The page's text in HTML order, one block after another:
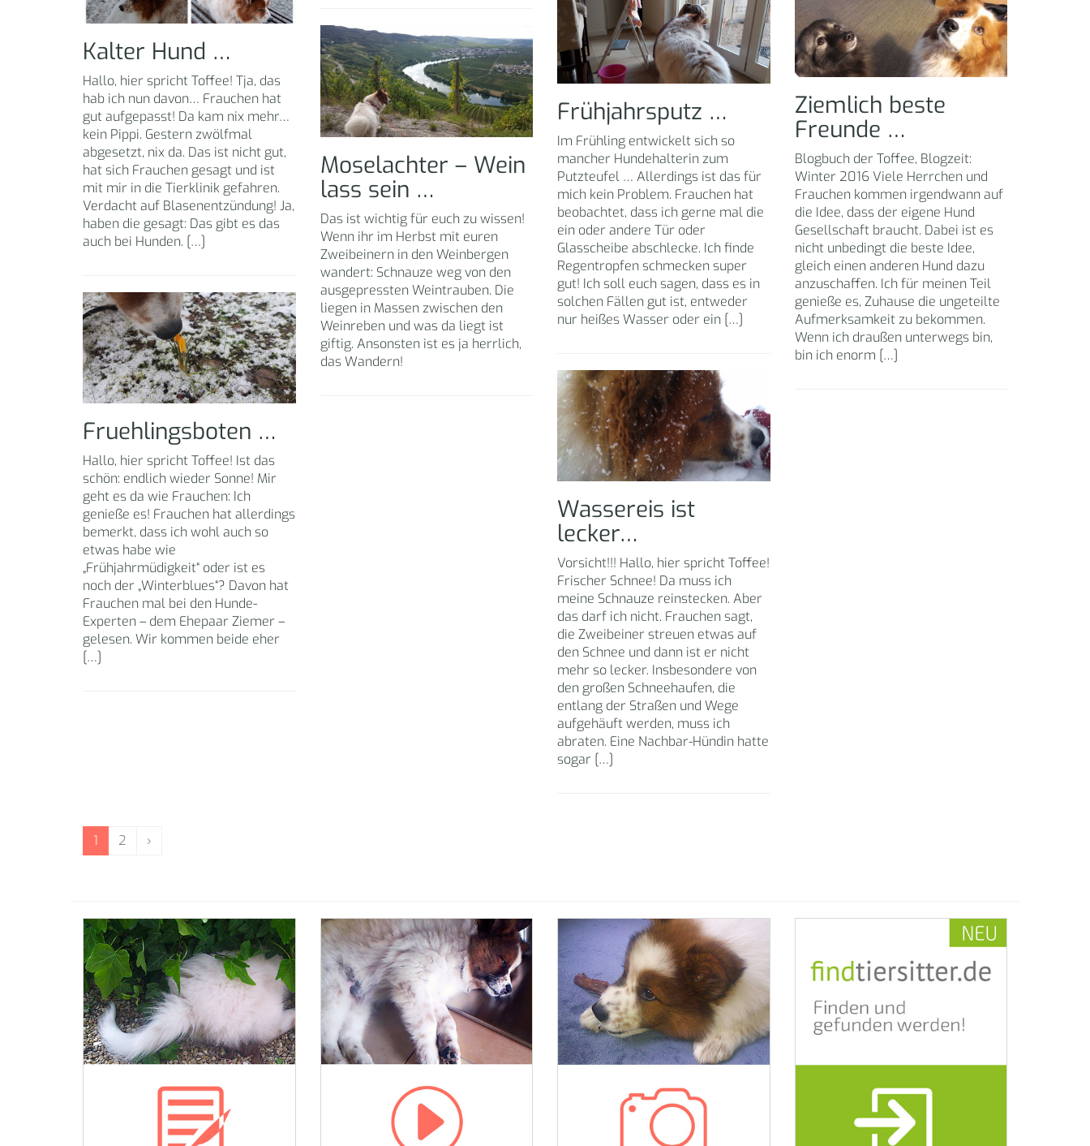
Kalter Hund …
Hallo, hier spricht Toffee! Tja, das
hab ich nun davon… Frauchen hat
gut aufgepasst! Da kam nix mehr…
kein Pippi. Gestern zwölfmal
abgesetzt, nix da. Das ist nicht gut,
hat sich Frauchen gesagt und ist
mit mir in die Tierklinik gefahren.
Verdacht auf Blasenentzündung! Ja,
haben die gesagt: Das gibt es das
auch bei Hunden. […]
Fruehlingsboten …
Hallo, hier spricht Toffee! Ist das
schön: endlich wieder Sonne! Mir
geht es da wie Frauchen: Ich
genieße es! Frauchen hat allerdings
bemerkt, dass ich wohl auch so
etwas habe wie
„Frühjahrmüdigkeit“ oder ist es
noch der „Winterblues“? Davon hat
Frauchen mal bei den Hunde-
Experten – dem Ehepaar Ziemer –
gelesen. Wir kommen beide eher
[…]
Moselachter – Wein
lass sein …
Das ist wichtig für euch zu wissen!
Wenn ihr im Herbst mit euren
Zweibeinern in den Weinbergen
wandert: Schnauze weg von den
ausgepressten Weintrauben. Die
liegen in Massen zwischen den
Weinreben und was da liegt ist
giftig. Ansonsten ist es ja herrlich,
das Wandern!
Frühjahrsputz …
Im Frühling entwickelt sich so
mancher Hundehalterin zum
Putzteufel … Allerdings ist das für
mich kein Problem. Frauchen hat
beobachtet, dass ich gerne mal die
ein oder andere Tür oder
Glasscheibe abschlecke. Ich finde
Regentropfen schmecken super
gut! Ich soll euch sagen, dass es in
solchen Fällen gut ist, entweder
nur heißes Wasser oder ein […]
Wassereis ist
lecker…
Vorsicht!!! Hallo, hier spricht Toffee!
Frischer Schnee! Da muss ich
meine Schnauze reinstecken. Aber
das darf ich nicht. Frauchen sagt,
die Zweibeiner streuen etwas auf
den Schnee und dann ist er nicht
mehr so lecker. Insbesondere von
den großen Schneehaufen, die
entlang der Straßen und Wege
aufgehäuft werden, muss ich
abraten. Eine Nachbar-Hündin hatte
sogar […]
Ziemlich beste
Freunde …
Blogbuch der Toffee, Blogzeit:
Winter 2016 Viele Herrchen und
Frauchen kommen irgendwann auf
die Idee, dass der eigene Hund
Gesellschaft braucht. Dabei ist es
nicht unbedingt die beste Idee,
gleich einen anderen Hund dazu
anzuschaffen. Ich für meinen Teil
genieße es, Zuhause die ungeteilte
Aufmerksamkeit zu bekommen.
Wenn ich draußen unterwegs bin,
bin ich enorm […]
1 2 ›